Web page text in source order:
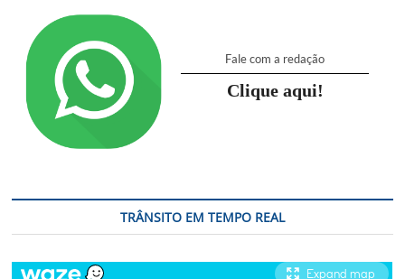
Fale com a redação
Clique aqui!
TRÂNSITO EM TEMPO REAL